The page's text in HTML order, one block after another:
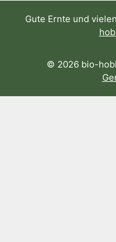
Gute Ernte und
© 2026 bio-